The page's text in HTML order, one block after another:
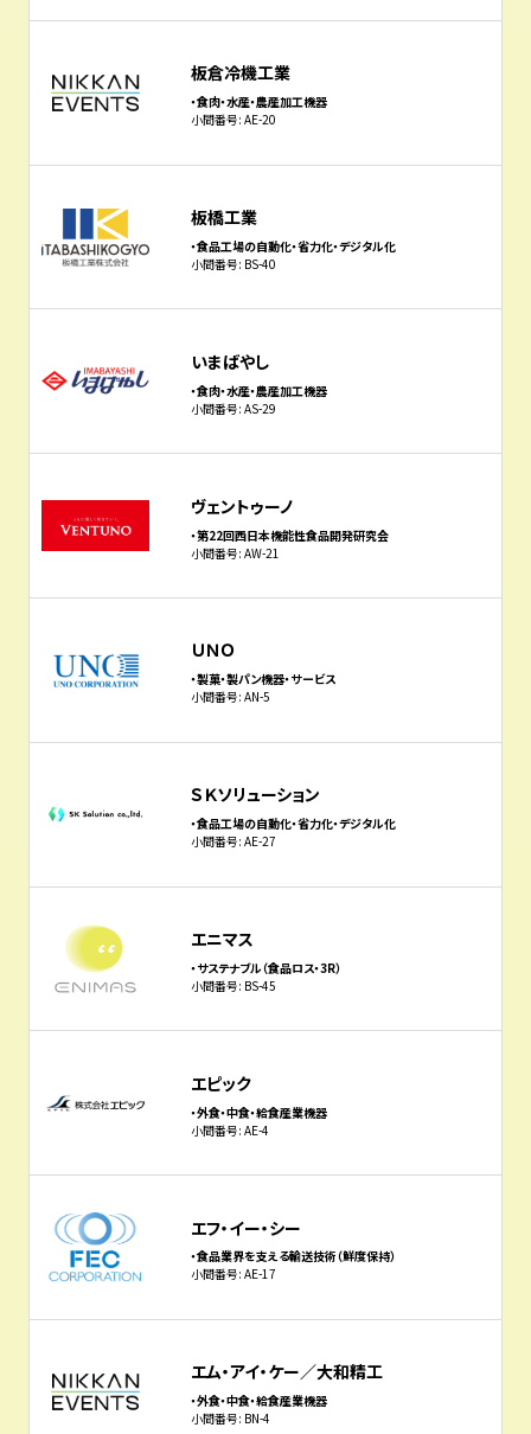
板倉冷機工業
・食肉・水産・農産加工機器
小間番号: AE-20
板橋工業
・食品工場の自動化・省力化・デジタル化
小間番号: BS-40
いまばやし
・食肉・水産・農産加工機器
小間番号: AS-29
ヴェントゥーノ
・第22回西日本機能性食品開発研究会
小間番号: AW-21
ＵＮＯ
・製菓・製パン機器・サービス
小間番号: AN-5
ＳＫソリューション
・食品工場の自動化・省力化・デジタル化
小間番号: AE-27
エニマス
・サステナブル（食品ロス・3R）
小間番号: BS-45
エピック
・外食・中食・給食産業機器
小間番号: AE-4
エフ・イー・シー
・食品業界を支える輸送技術（鮮度保持）
小間番号: AE-17
エム・アイ・ケー／大和精工
・外食・中食・給食産業機器
小間番号: BN-4